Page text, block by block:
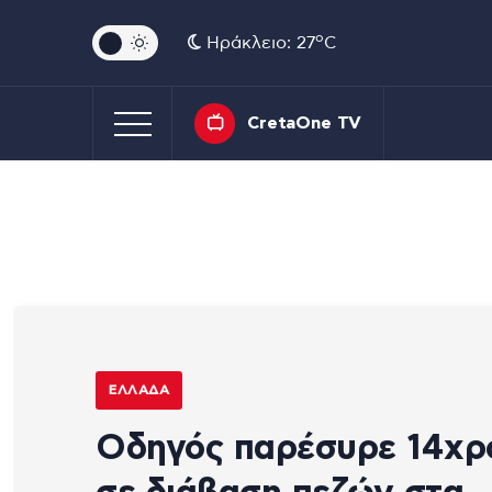
Ηράκλειο: 27oC
CretaOne TV
ΕΛΛΆΔΑ
Οδηγός παρέσυρε